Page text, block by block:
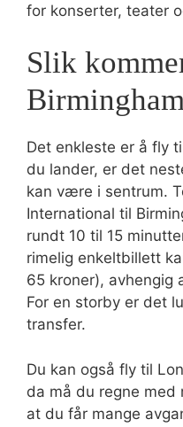
for konserter, teater
Slik
Det enkleste er å fly
du lander, er det
kan være i sentrum.
International til
rundt 10 til 15
rimelig enkeltbillett
65 kroner), avhengig
For en storby er det
transfer.
Du kan også fly til
da må du regne med
at du får mange